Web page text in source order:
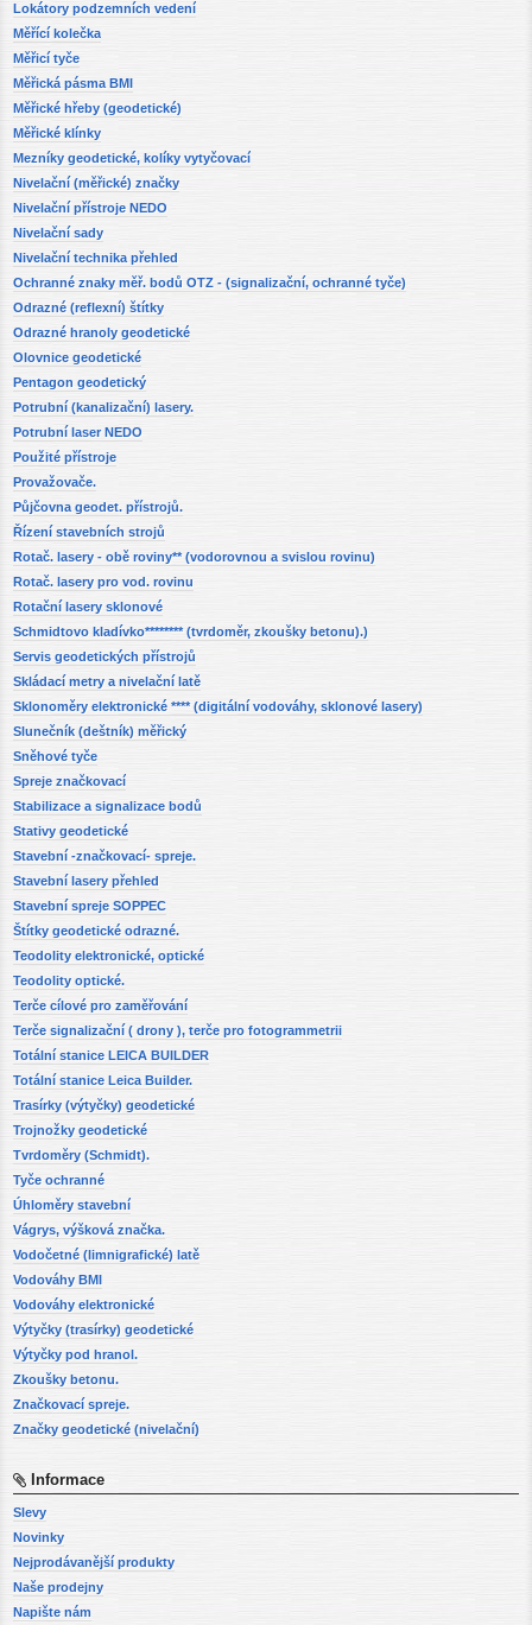
Lokátory podzemních vedení
Měřící kolečka
Měřicí tyče
Měřická pásma BMI
Měřické hřeby (geodetické)
Měřické klínky
Mezníky geodetické, kolíky vytyčovací
Nivelační (měřické) značky
Nivelační přístroje NEDO
Nivelační sady
Nivelační technika přehled
Ochranné znaky měř. bodů OTZ - (signalizační, ochranné tyče)
Odrazné (reflexní) štítky
Odrazné hranoly geodetické
Olovnice geodetické
Pentagon geodetický
Potrubní (kanalizační) lasery.
Potrubní laser NEDO
Použité přístroje
Provažovače.
Půjčovna geodet. přístrojů.
Řízení stavebních strojů
Rotač. lasery - obě roviny** (vodorovnou a svislou rovinu)
Rotač. lasery pro vod. rovinu
Rotační lasery sklonové
Schmidtovo kladívko******** (tvrdoměr, zkoušky betonu).)
Servis geodetických přístrojů
Skládací metry a nivelační latě
Sklonoměry elektronické **** (digitální vodováhy, sklonové lasery)
Slunečník (deštník) měřický
Sněhové tyče
Spreje značkovací
Stabilizace a signalizace bodů
Stativy geodetické
Stavební -značkovací- spreje.
Stavební lasery přehled
Stavební spreje SOPPEC
Štítky geodetické odrazné.
Teodolity elektronické, optické
Teodolity optické.
Terče cílové pro zaměřování
Terče signalizační ( drony ), terče pro fotogrammetrii
Totální stanice LEICA BUILDER
Totální stanice Leica Builder.
Trasírky (výtyčky) geodetické
Trojnožky geodetické
Tvrdoměry (Schmidt).
Tyče ochranné
Úhloměry stavební
Vágrys, výšková značka.
Vodočetné (limnigrafické) latě
Vodováhy BMI
Vodováhy elektronické
Výtyčky (trasírky) geodetické
Výtyčky pod hranol.
Zkoušky betonu.
Značkovací spreje.
Značky geodetické (nivelační)
Informace
Slevy
Novinky
Nejprodávanější produkty
Naše prodejny
Napište nám